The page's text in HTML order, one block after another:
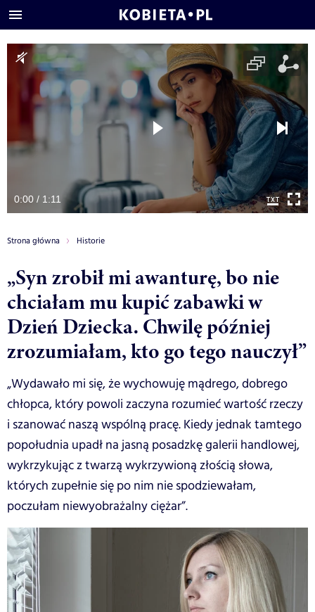
0:00 / 1:11
Strona główna Historie
„Syn zrobił mi awanturę, bo nie
chciałam mu kupić zabawki w
Dzień Dziecka. Chwilę później
zrozumiałam, kto go tego nauczył”
„Wydawało mi się, że wychowuję mądrego, dobrego
chłopca, który powoli zaczyna rozumieć wartość rzeczy
i szanować naszą wspólną pracę. Kiedy jednak tamtego
popołudnia upadł na jasną posadzkę galerii handlowej,
wykrzykując z twarzą wykrzywioną złością słowa,
których zupełnie się po nim nie spodziewałam,
poczułam niewyobrażalny ciężar”.